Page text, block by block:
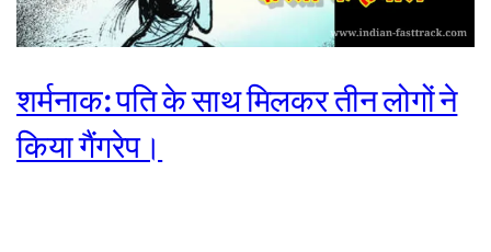
शर्मनाक: पति के साथ मिलकर तीन लोगों ने
किया गैंगरेप।